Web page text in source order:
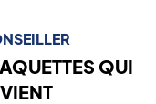
QUI